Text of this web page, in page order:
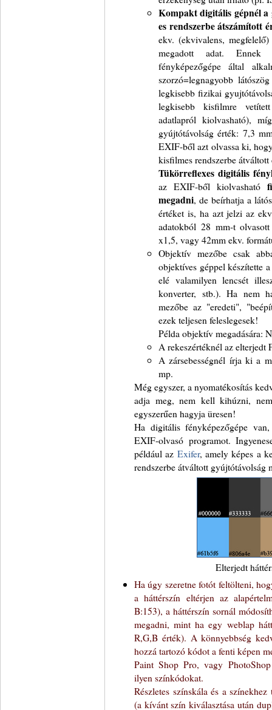
Kompakt digitális gépnél a
es rendszerbe átszámított
ekv. (ekvivalens,
megadott adat. Ennek
fényképezőgépe által
szorzó=legnagyobb
legkisebb fizikai
legkisebb kisfilmre
adatlapról kiolvasható),
gyújtótávolság érték: 7,3
EXIF-ből azt olvassa ki,
kisfilmes rendszerbe
Tükörreflexes digitális
az EXIF-ből kiolvasható
megadni, de beírhatja a
értéket is, ha azt jelzi az
adatokból 28 mm-t
x1,5, vagy 42mm ekv.
Objektív mezőbe csak
objektíves géppel készítette
elé valamilyen lencsét
konverter, stb.). Ha nem
mezőbe az "eredeti",
ezek teljesen feleslegesek!
Példa objektív megadására:
A rekeszértéknél az elterjedt
A zársebességnél írja ki a
mp.
Még egyszer, a nyomatékosítás
adja meg, nem kell kihúzni,
egyszerűen hagyja üresen!
Ha digitális fényképezőgépe
EXIF-olvasó programot.
például az Exifer, amely képes a
rendszerbe átváltott gyújtótávolság
Elterjedt
Ha úgy szeretne fotót feltölteni,
a háttérszín eltérjen az
B:153), a háttérszín sornál
megadni, mint ha egy weblap
R,G,B érték). A könnyebbség
hozzá tartozó kódot a fenti képen
Paint Shop Pro, vagy
ilyen színkódokat.
Részletes színskála és a
(a kívánt szín kiválasztása után